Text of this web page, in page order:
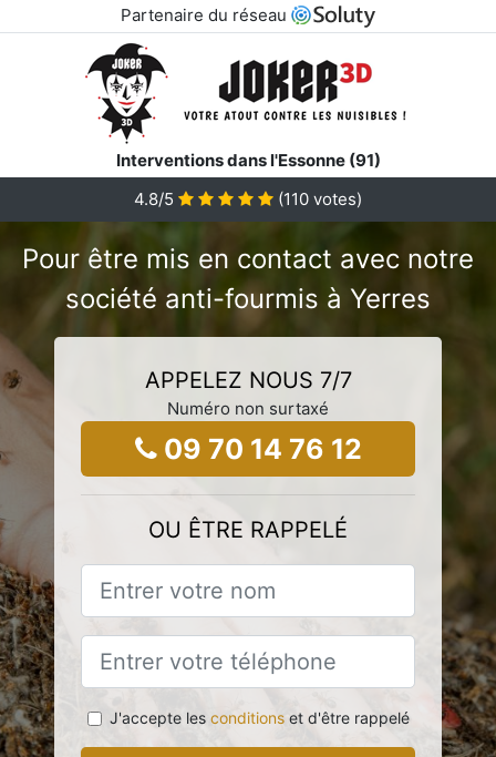
Partenaire du réseau
Interventions dans l'Essonne (91)
4.8/5
(110 votes)
Pour être mis en contact avec notre
société anti-fourmis à Yerres
APPELEZ NOUS 7/7
Numéro non surtaxé
09 70 14 76 12
OU ÊTRE RAPPELÉ
J'accepte les conditionset d'être rappelé